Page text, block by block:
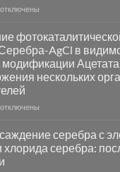
Пламенный
синтез
катализаторов
на
отключены
AgCl в
нескольких
фотокаталитической
отключены
серебра с
хлорида серебра: